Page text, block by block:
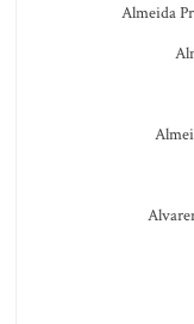
Almeida